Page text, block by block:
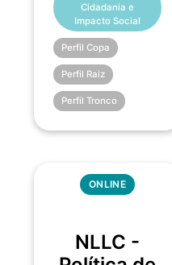
Cidadania e
Impacto Social
Perfil Copa
Perfil Raiz
Perfil Tronco
ONLINE
NLLC -